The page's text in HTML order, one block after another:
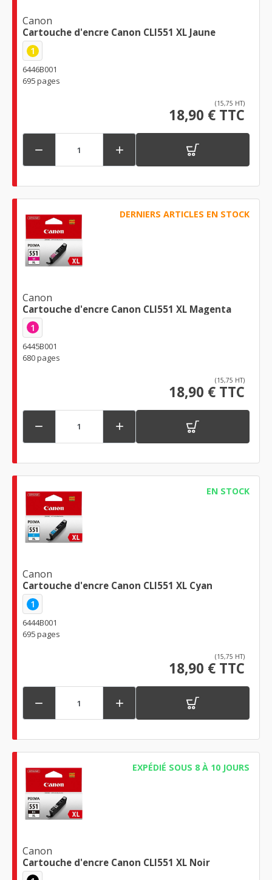
Canon
Cartouche d'encre Canon CLI551 XL Jaune
1
6446B001
695 pages
(15,75 HT)
18,90 € TTC
 
DERNIERS ARTICLES EN STOCK
Canon
Cartouche d'encre Canon CLI551 XL Magenta
1
6445B001
680 pages
(15,75 HT)
18,90 € TTC
 
EN STOCK
Canon
Cartouche d'encre Canon CLI551 XL Cyan
1
6444B001
695 pages
(15,75 HT)
18,90 € TTC
 
EXPÉDIÉ SOUS 8 À 10 JOURS
Canon
Cartouche d'encre Canon CLI551 XL Noir